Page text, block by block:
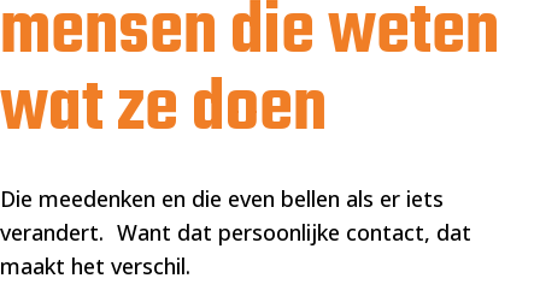
mensen die weten
wat ze doen
Die meedenken en die even bellen als er iets
verandert. Want dat persoonlijke contact, dat
maakt het verschil.